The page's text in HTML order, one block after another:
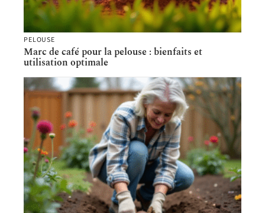
PELOUSE
Marc de café pour la pelouse : bienfaits et
utilisation optimale